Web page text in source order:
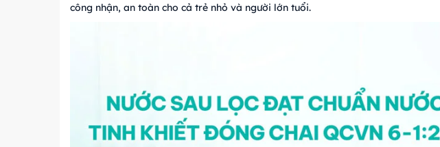
công nhận, an toàn cho cả trẻ nhỏ và người lớn tuổi.